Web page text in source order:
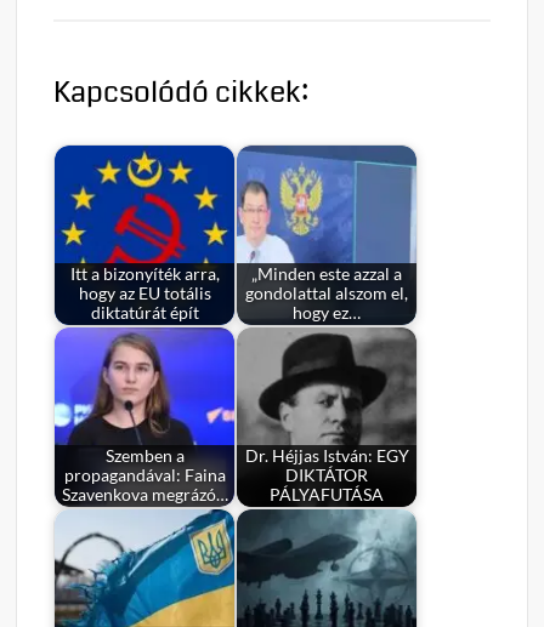
Kapcsolódó cikkek:
Itt a bizonyíték arra,
hogy az EU totális
diktatúrát épít
„Minden este azzal a
gondolattal alszom el,
hogy ez…
Szemben a
propagandával: Faina
Szavenkova megrázó…
Dr. Héjjas István: EGY
DIKTÁTOR
PÁLYAFUTÁSA